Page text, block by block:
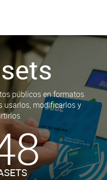
públicos en formatos
usarlos, modificarlos y